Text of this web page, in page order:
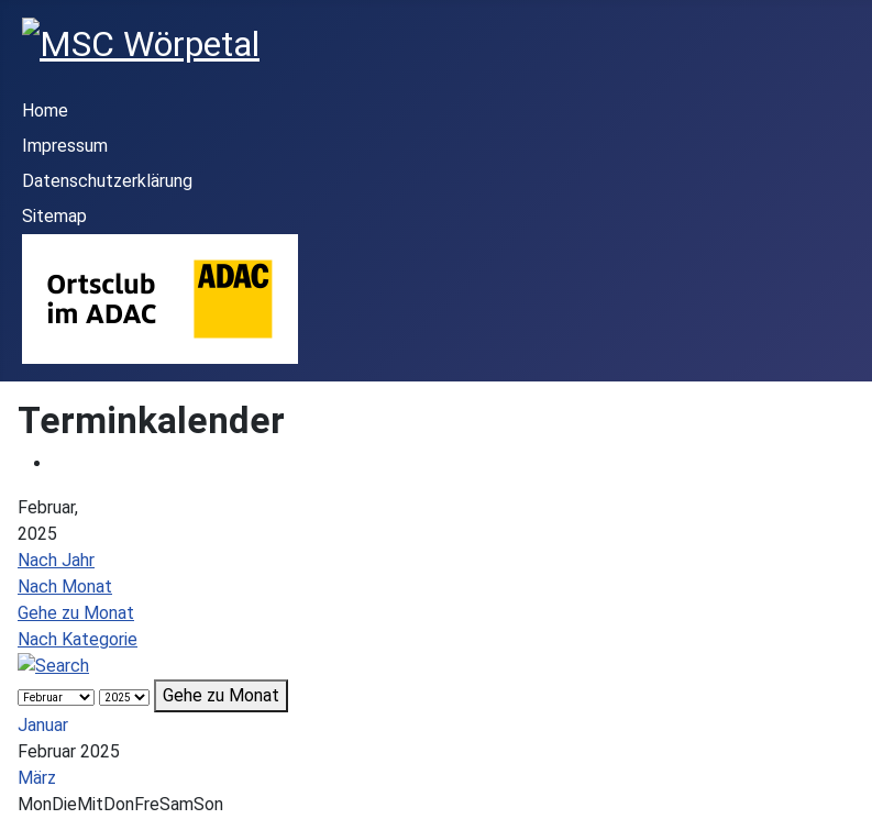
Home
Impressum
Datenschutzerklärung
Sitemap
Terminkalender
Februar,
2025
Nach Jahr
Nach Monat
Gehe zu Monat
Nach Kategorie
Gehe zu Monat
Januar
Februar 2025
März
MonDieMit DonFreSamSon